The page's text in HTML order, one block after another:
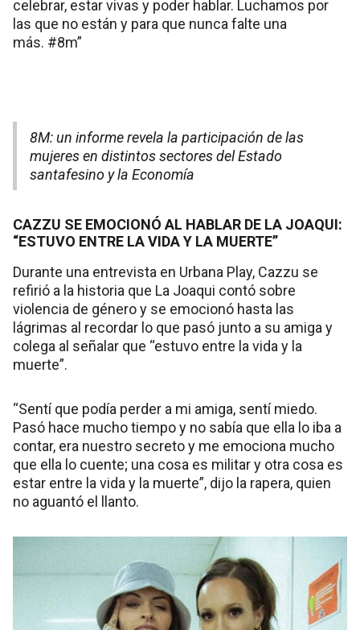
celebrar, estar vivas y poder hablar. Luchamos por
las que no están y para que nunca falte una
más. #8m”
8M: un informe revela la participación de las
mujeres en distintos sectores del Estado
santafesino y la Economía
CAZZU SE EMOCIONÓ AL HABLAR DE LA JOAQUI:
“ESTUVO ENTRE LA VIDA Y LA MUERTE”
Durante una entrevista en Urbana Play, Cazzu se
refirió a la historia que La Joaqui contó sobre
violencia de género y se emocionó hasta las
lágrimas al recordar lo que pasó junto a su amiga y
colega al señalar que “estuvo entre la vida y la
muerte”.
“Sentí que podía perder a mi amiga, sentí miedo.
Pasó hace mucho tiempo y no sabía que ella lo iba a
contar, era nuestro secreto y me emociona mucho
que ella lo cuente; una cosa es militar y otra cosa es
estar entre la vida y la muerte”, dijo la rapera, quien
no aguantó el llanto.